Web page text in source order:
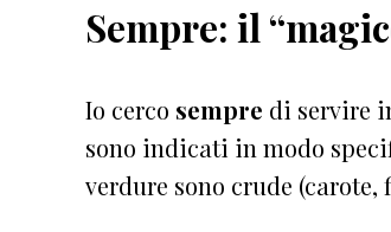
Sempre: il
Io cerco sempre di servire
sono indicati in modo
verdure sono crude